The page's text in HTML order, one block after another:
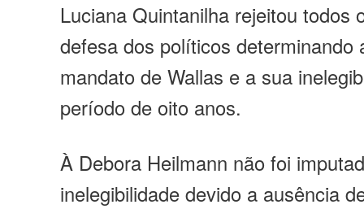
Luciana Quintanilha rejeitou todos
defesa dos políticos determinando
mandato deWallas e a sua
período de oito anos.
À Debora Heilmann não foi
inelegibilidade devido a ausência